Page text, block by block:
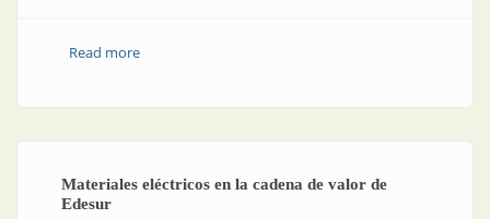
Read moreabout Solución resistente para el tendido de líneas
Materiales eléctricos en la cadena de valor de
Edesur